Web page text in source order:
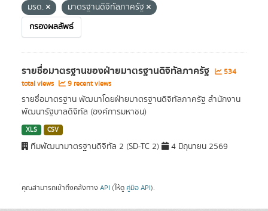
มรด.
มาตรฐานดิจิทัลภาครัฐ
กรองผลลัพธ์
รายชื่อมาตรฐานของฝ่ายมาตรฐานดิจิทัลภาครัฐ
534
total views
9 recent views
รายชื่อมาตรฐาน พัฒนาโดยฝ่ายมาตรฐานดิจิทัลภาครัฐ สำนักงาน
พัฒนารัฐบาลดิจิทัล (องค์การมหาชน)
XLS CSV
ทีมพัฒนามาตรฐานดิจิทัล 2 (SD-TC 2) 4 มิถุนายน 2569
คุณสามารถเข้าถึงคลังทาง API (ให้ดู คู่มือ API).